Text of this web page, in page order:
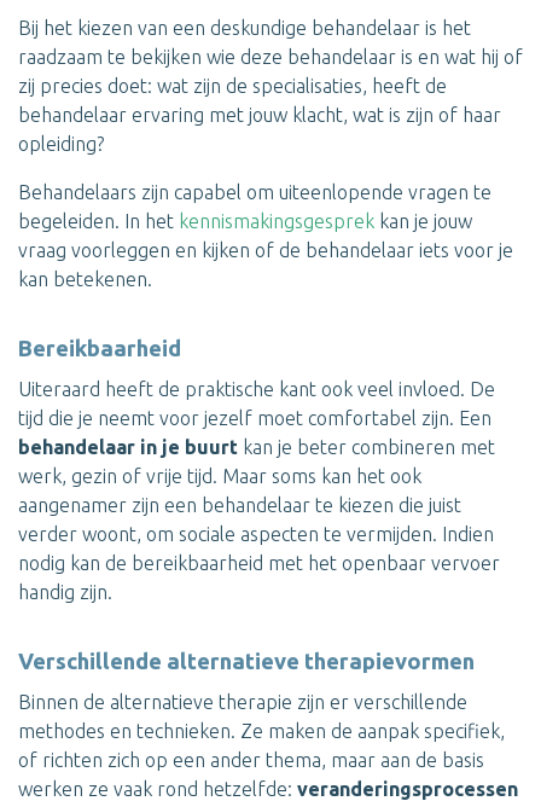
Bij het kiezen van een deskundige behandelaar is het
raadzaam te bekijken wie deze behandelaar is en wat hij of
zij precies doet: wat zijn de specialisaties, heeft de
behandelaar ervaring met jouw klacht, wat is zijn of haar
opleiding?
Behandelaars zijn capabel om uiteenlopende vragen te
begeleiden. In het kennismakingsgesprek kan je jouw
vraag voorleggen en kijken of de behandelaar iets voor je
kan betekenen.
Bereikbaarheid
Uiteraard heeft de praktische kant ook veel invloed. De
tijd die je neemt voor jezelf moet comfortabel zijn. Een
behandelaar in je buurt kan je beter combineren met
werk, gezin of vrije tijd. Maar soms kan het ook
aangenamer zijn een behandelaar te kiezen die juist
verder woont, om sociale aspecten te vermijden. Indien
nodig kan de bereikbaarheid met het openbaar vervoer
handig zijn.
Verschillende alternatieve therapievormen
Binnen de alternatieve therapie zijn er verschillende
methodes en technieken. Ze maken de aanpak specifiek,
of richten zich op een ander thema, maar aan de basis
werken ze vaak rond hetzelfde: veranderingsprocessen